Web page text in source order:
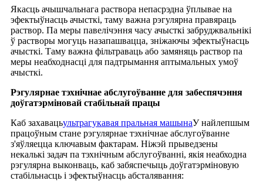
Якасць ачышчальнага раствора непасрэдна ўплывае на
эфектыўнасць ачысткі, таму важна рэгулярна правяраць
раствор. Па меры павелічэння часу ачысткі забруджвальнікі
ў растворы могуць назапашвацца, зніжаючы эфектыўнасць
ачысткі. Таму важна фільтраваць або замяняць раствор па
меры неабходнасці для падтрымання аптымальных умоў
ачысткі.
Рэгулярнае тэхнічнае абслугоўванне для забеспячэння
доўгатэрміновай стабільнай працы
Каб захавацьультрагукавая пральная машынаУ найлепшым
працоўным стане рэгулярнае тэхнічнае абслугоўванне
з'яўляецца ключавым фактарам. Ніжэй прыведзены
некалькі задач па тэхнічным абслугоўванні, якія неабходна
рэгулярна выконваць, каб забяспечыць доўгатэрміновую
стабільнасць і эфектыўнасць абсталявання: